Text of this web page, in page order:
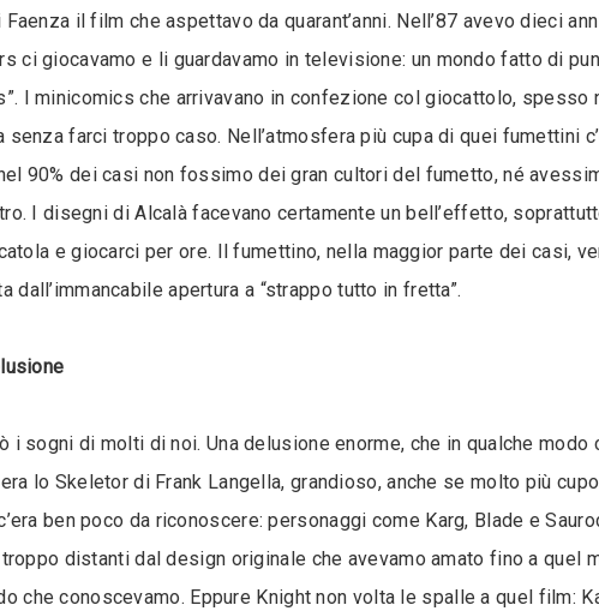
il film che aspettavo da quarant’anni. Nell’87 avevo dieci
ci giocavamo e li guardavamo in televisione: un mondo fatto di
I minicomics che arrivavano in confezione col giocattolo,
farci troppo caso. Nell’atmosfera più cupa di quei fumettini
90% dei casi non fossimo dei gran cultori del fumetto, né
I disegni di Alcalà facevano certamente un bell’effetto,
e giocarci per ore. Il fumettino, nella maggior parte dei casi,
apertura a “strappo tutto in fretta”.
i sogni di molti di noi. Una delusione enorme, che in qualche
lo Skeletor di Frank Langella, grandioso, anche se molto più
ben poco da riconoscere: personaggi come Karg, Blade e
distanti dal design originale che avevamo amato fino a quel
che conoscevamo. Eppure Knight non volta le spalle a quel film: